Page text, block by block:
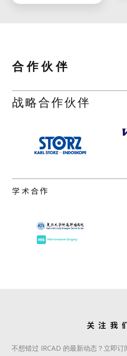
合 作 伙 伴
战略合作伙伴
学术合作
关 注 我
不想错过 IRCAD 的最新动态？立即